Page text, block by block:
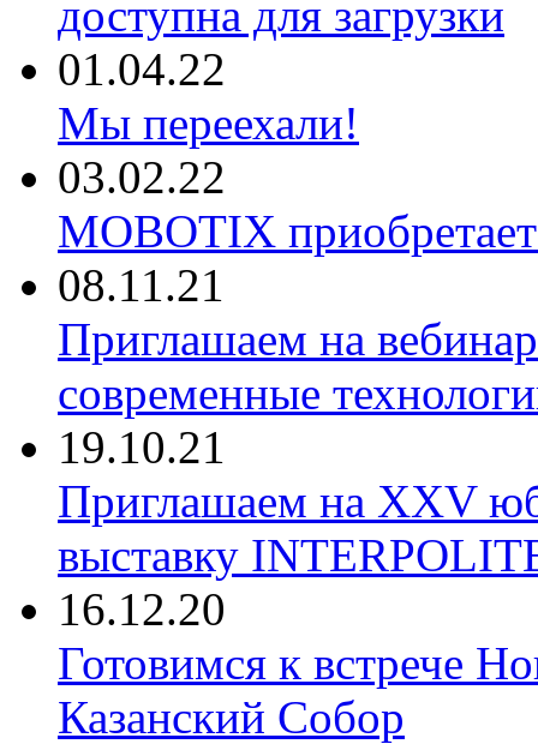
доступна для загрузки
01.04.22
Мы переехали!
03.02.22
MOBOTIX
08.11.21
Приглашаем на
современные
19.10.21
Приглашаем на XXV
выставку
16.12.20
Готовимся к встрече
Казанский Собор